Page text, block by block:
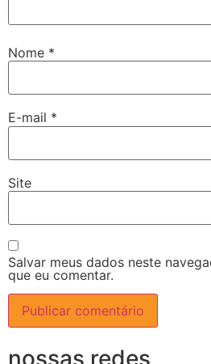
Nome *
E-mail *
Site
Salvar meus dados neste
que eu comentar.
nossas redes